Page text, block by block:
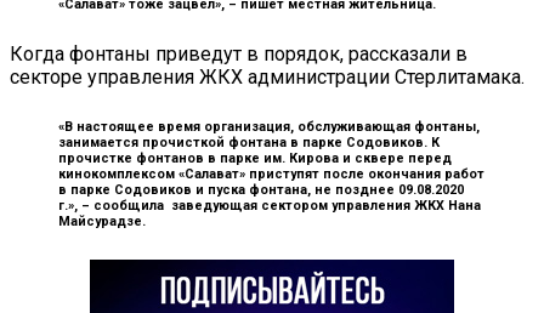
«Салават» тоже зацвел», – пишет местная жительница.
Когда фонтаны приведут в порядок, рассказали в
секторе управления ЖКХ администрации Стерлитамака.
«В настоящее время организация, обслуживающая фонтаны,
занимается прочисткой фонтана в парке Содовиков. К
прочистке фонтанов в парке им. Кирова и сквере перед
кинокомплексом «Салават» приступят после окончания работ
в парке Содовиков и пуска фонтана, не позднее 09.08.2020
г.», – сообщила заведующая сектором управления ЖКХ Нана
Майсурадзе.